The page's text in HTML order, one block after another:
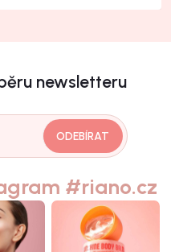
newsletteru
ODEBÍRAT
#riano.cz